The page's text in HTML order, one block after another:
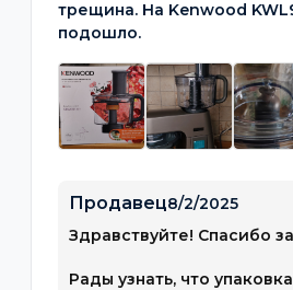
трещина. На Kenwood
подошло.
Продавец8/2/2025
Здравствуйте! Спасибо
Рады узнать, что